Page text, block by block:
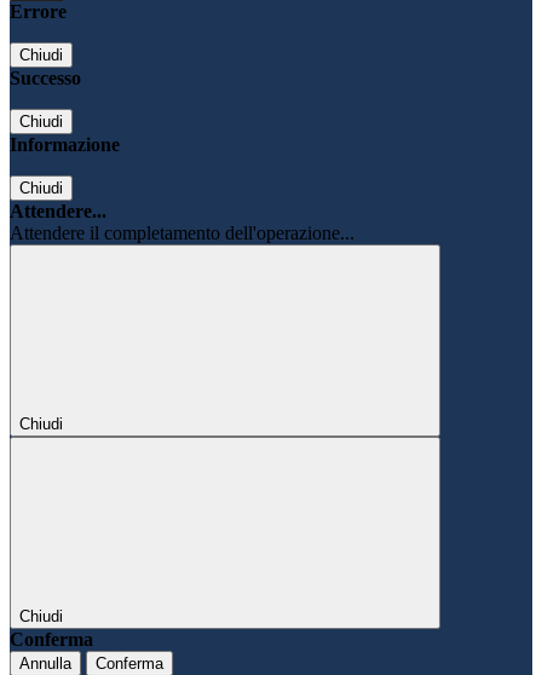
Errore
Chiudi
Successo
Chiudi
Informazione
Chiudi
Attendere...
Attendere il completamento dell'operazione...
Chiudi
Chiudi
Conferma
Annulla Conferma